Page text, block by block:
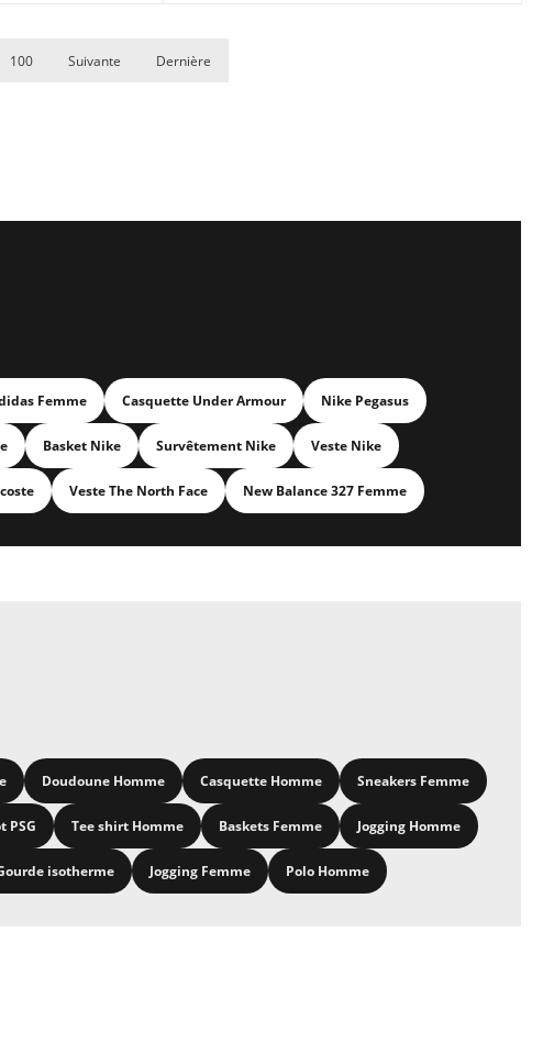
100 Suivante Dernière
Femme Casquette Under Armour Nike Pegasus
Basket Nike Survêtement Nike Veste Nike
Veste The North Face New Balance 327 Femme
Doudoune Homme Casquette Homme Sneakers Femme
PSG Tee shirt Homme Baskets Femme Jogging Homme
isotherme Jogging Femme Polo Homme